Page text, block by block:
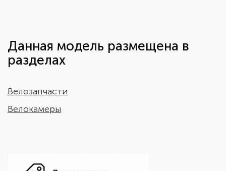
Данная модель размещена в
разделах
Велозапчасти
Велокамеры